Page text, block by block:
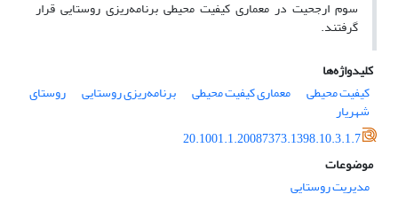
سوم ارجحیت در معماری کیفیت محیطی برنامه‌ریزی روستایی قرار
گرفتند.
کلیدواژه‌ها
کیفیت محیطی
معماری کیفیت محیطی برنامه‌ریزی روستایی روستای
شهریار
20.1001.1.20087373.1398.10.3.1.7
موضوعات
مدیریت روستایی